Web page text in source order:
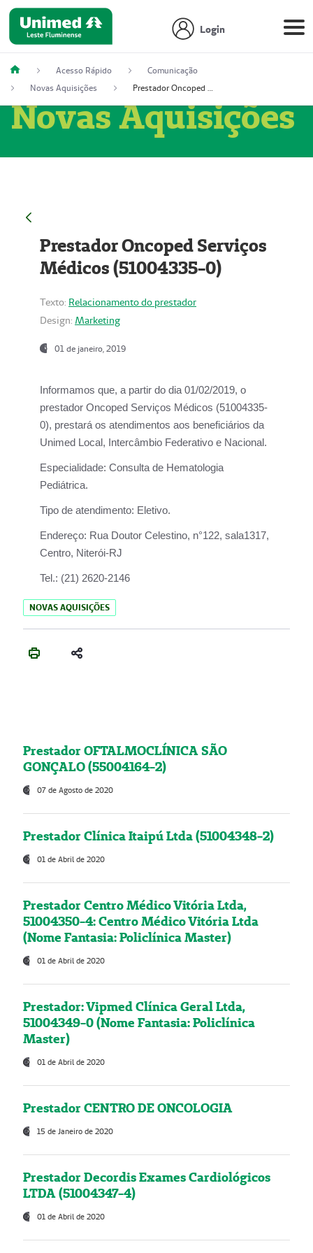
Login
Acesso Rápido
Comunicação
Novas Aquisições
Prestador Oncoped Serviços Médicos (51004335-0)
Novas Aquisições
Prestador Oncoped Serviços
Médicos (51004335-0)
Texto: Relacionamento do prestador
Design: Marketing
01 de janeiro, 2019
Informamos que, a partir do dia 01/02/2019, o
prestador Oncoped Serviços Médicos (51004335-
0), prestará os atendimentos aos beneficiários da
Unimed Local, Intercâmbio Federativo e Nacional.
Especialidade: Consulta de Hematologia
Pediátrica.
Tipo de atendimento: Eletivo.
Endereço: Rua Doutor Celestino, n°122, sala1317,
Centro, Niterói-RJ
Tel.: (21) 2620-2146
NOVAS AQUISIÇÕES
Prestador OFTALMOCLÍNICA SÃO
GONÇALO (55004164-2)
07 de Agosto de 2020
Prestador Clínica Itaipú Ltda (51004348-2)
01 de Abril de 2020
Prestador Centro Médico Vitória Ltda,
51004350-4: Centro Médico Vitória Ltda
(Nome Fantasia: Policlínica Master)
01 de Abril de 2020
Prestador: Vipmed Clínica Geral Ltda,
51004349-0 (Nome Fantasia: Policlínica
Master)
01 de Abril de 2020
Prestador CENTRO DE ONCOLOGIA
15 de Janeiro de 2020
Prestador Decordis Exames Cardiológicos
LTDA (51004347-4)
01 de Abril de 2020